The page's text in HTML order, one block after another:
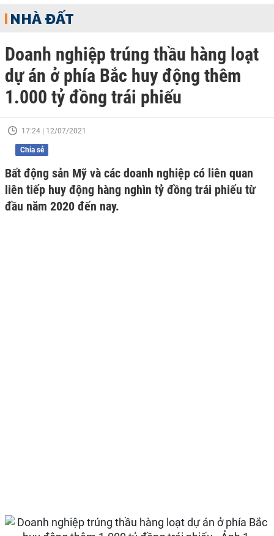
NHÀ ĐẤT
Doanh nghiệp trúng thầu hàng loạt
dự án ở phía Bắc huy động thêm
1.000 tỷ đồng trái phiếu
17:24 | 12/07/2021
Chia sẻ
Bất động sản Mỹ và các doanh nghiệp có liên quan
liên tiếp huy động hàng nghìn tỷ đồng trái phiếu từ
đầu năm 2020 đến nay.